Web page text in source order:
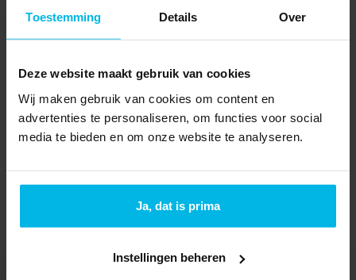
Toestemming Details Over
Deze website maakt gebruik van cookies
Wij maken gebruik van cookies om content en
advertenties te personaliseren, om functies voor social
media te bieden en om onze website te analyseren.
Ja, dat is prima
Instellingen beheren
Inhoud 0 m
Verdiepingen
1
Aantal kamers
Tuin
€ 309.000